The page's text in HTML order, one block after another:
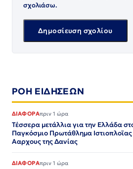
σχολιάσω.
ΡΟΗ ΕΙΔΗΣΕΩΝ
ΔΙΑΦΟΡΑπριν 1 ώρα
Τέσσερα μετάλλια για την Ελλάδα
Παγκόσμιο Πρωτάθλημα Ιστιοπλοϊας
Ααρχους της Δανίας
ΔΙΑΦΟΡΑπριν 1 ώρα